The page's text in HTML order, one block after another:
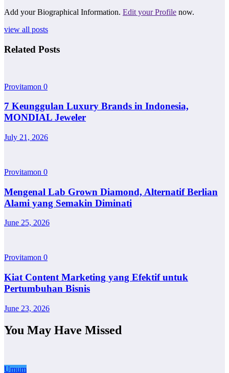
Add your Biographical Information. Edit your Profile now.
view all posts
Related Posts
Provitamon 0
7 Keunggulan Luxury Brands in Indonesia,
MONDIAL Jeweler
July 21, 2026
Provitamon 0
Mengenal Lab Grown Diamond, Alternatif Berlian
Alami yang Semakin Diminati
June 25, 2026
Provitamon 0
Kiat Content Marketing yang Efektif untuk
Pertumbuhan Bisnis
June 23, 2026
You May Have Missed
Umum